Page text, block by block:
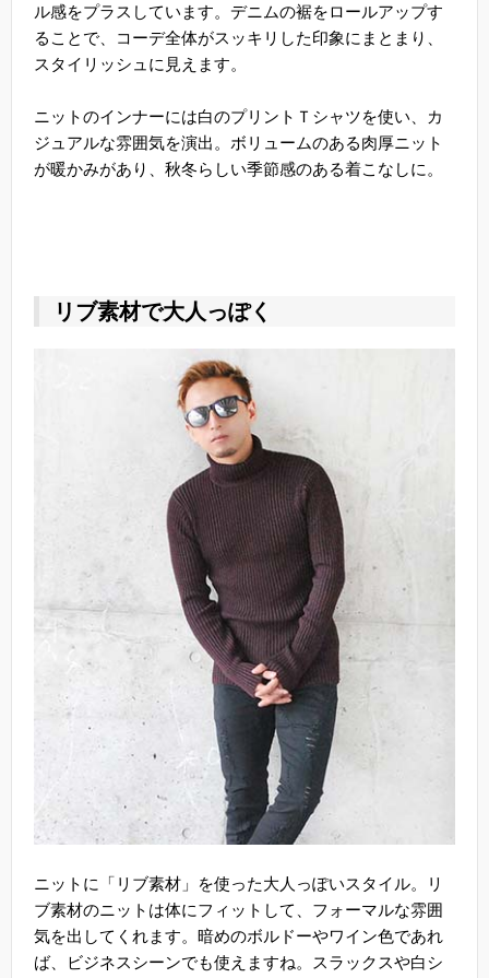
ル感をプラスしています。デニムの裾をロールアップす
ることで、コーデ全体がスッキリした印象にまとまり、
スタイリッシュに見えます。
ニットのインナーには白のプリントＴシャツを使い、カ
ジュアルな雰囲気を演出。ボリュームのある肉厚ニット
が暖かみがあり、秋冬らしい季節感のある着こなしに。
リブ素材で大人っぽく
ニットに「リブ素材」を使った大人っぽいスタイル。リ
ブ素材のニットは体にフィットして、フォーマルな雰囲
気を出してくれます。暗めのボルドーやワイン色であれ
ば、ビジネスシーンでも使えますね。スラックスや白シ